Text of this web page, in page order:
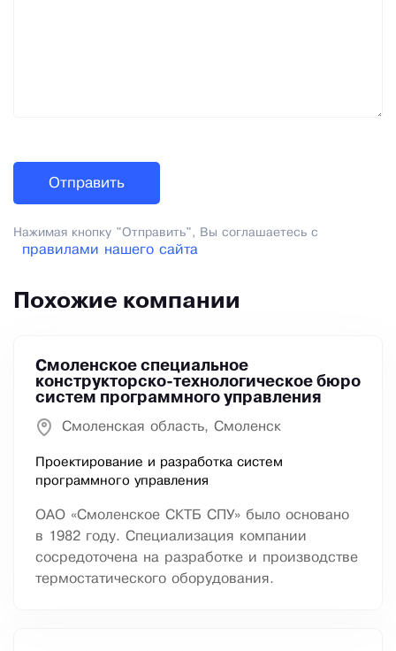
Нажимая кнопку "Отправить", Вы соглашаетесь с
правилами нашего сайта
Похожие компании
Смоленское специальное
конструкторско-технологическое бюро
систем программного управления
Смоленская область, Смоленск
Проектирование и разработка систем
программного управления
ОАО «Смоленское СКТБ СПУ» было основано
в 1982 году. Специализация компании
сосредоточена на разработке и производстве
термостатического оборудования.